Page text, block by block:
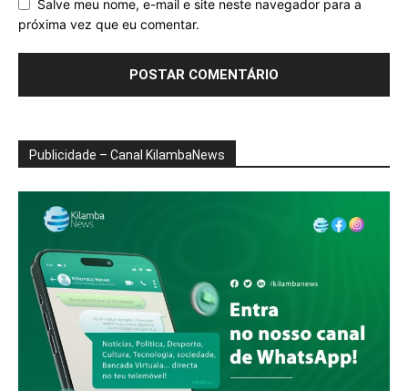
Salve meu nome, e-mail e site neste navegador para a
próxima vez que eu comentar.
Publicidade – Canal KilambaNews